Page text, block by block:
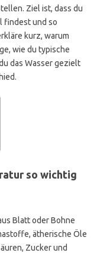
Ziel ist, dass du
findest und so
kurz, warum
wie du typische
das Wasser gezielt
so wichtig
Blatt oder Bohne
ätherische Öle
Zucker und